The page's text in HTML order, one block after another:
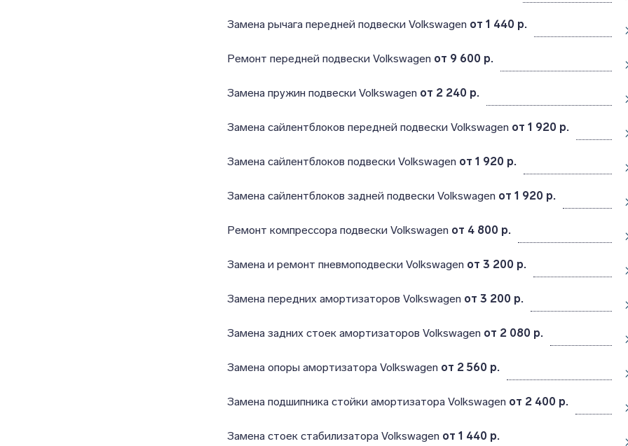
Замена рычага передней подвески Volkswagen от 1 440 р.
Ремонт передней подвески Volkswagen от 9 600 р.
Замена пружин подвески Volkswagen от 2 240 р.
Замена сайлентблоков передней подвески Volkswagen от 1 920 р.
Замена сайлентблоков подвески Volkswagen от 1 920 р.
Замена сайлентблоков задней подвески Volkswagen от 1 920 р.
Ремонт компрессора подвески Volkswagen от 4 800 р.
Замена и ремонт пневмоподвески Volkswagen от 3 200 р.
Замена передних амортизаторов Volkswagen от 3 200 р.
Замена задних стоек амортизаторов Volkswagen от 2 080 р.
Замена опоры амортизатора Volkswagen от 2 560 р.
Замена подшипника стойки амортизатора Volkswagen от 2 400 р.
Замена стоек стабилизатора Volkswagen от 1 440 р.